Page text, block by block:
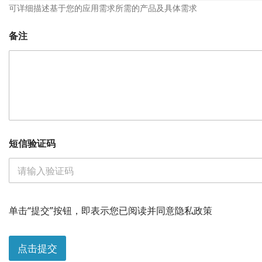
可详细描述基于您的应用需求所需的产品及具体需求
的
需
备注
短信验证码
单击“提交”按钮，即表示您已阅读并同意隐私政策
点击提交